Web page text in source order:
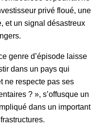
privé floué, une
et un signal désastreux
genre d’épisode laisse
dans un pays qui
ne respecte pas ses
? », s’offusque un
dans un important